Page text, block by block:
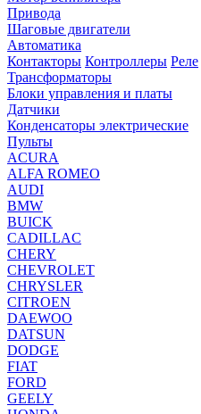
Привода
Шаговые двигатели
Автоматика
Контакторы Контроллеры Реле
Трансформаторы
Блоки управления и платы
Датчики
Конденсаторы электрические
Пульты
ACURA
ALFA ROMEO
AUDI
BMW
BUICK
CADILLAC
CHERY
CHEVROLET
CHRYSLER
CITROEN
DAEWOO
DATSUN
DODGE
FIAT
FORD
GEELY